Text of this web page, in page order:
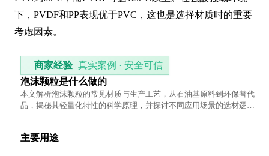
下，PVDF和PP表现优于PVC，这也是选择材质时的重要
考虑因素。
商家经验 真实案例 · 安全可信
泡沫颗粒是什么做的
本文解析泡沫颗粒的常见材质与生产工艺，从石油基原料到环保替代
品，揭秘其轻量化特性的科学原理，并探讨不同应用场景的选材逻
主要用途